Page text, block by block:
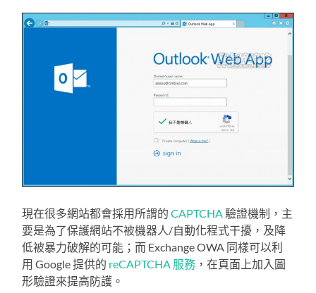
現在很多網站都會採用所謂的CAPTCHA 驗證機制，主
要是為了保護網站不被機器人/自動化程式干擾，及降
低被暴力破解的可能；而 Exchange OWA 同樣可以利
用 Google 提供的 reCAPTCHA 服務 ，在頁面上加入圖
形驗證來提高防護。